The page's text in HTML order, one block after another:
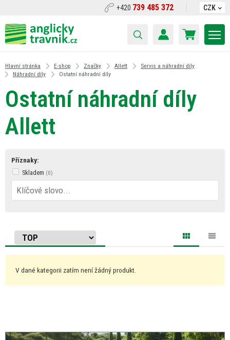
+420 739 485 372 CZK
Hlavní stránka E-shop Značky Allett
Servis a náhradní díly
Náhradní díly
Ostatní náhradní díly
Ostatní náhradní díly
Allett
Příznaky:
Skladem
V dané kategorii zatím není žádný produkt.